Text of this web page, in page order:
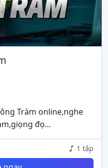
Tràm online,nghe
đọ...
1 tập